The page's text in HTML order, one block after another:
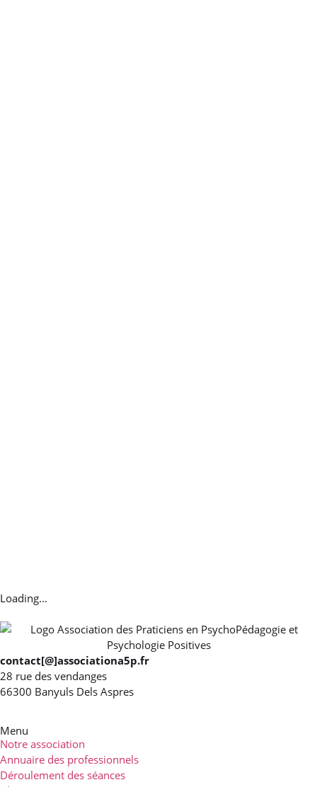
Loading...
contact[@]associationa5p.fr
28 rue des vendanges
66300 Banyuls Dels Aspres
Menu
Notre association
Annuaire des professionnels
Déroulement des séances